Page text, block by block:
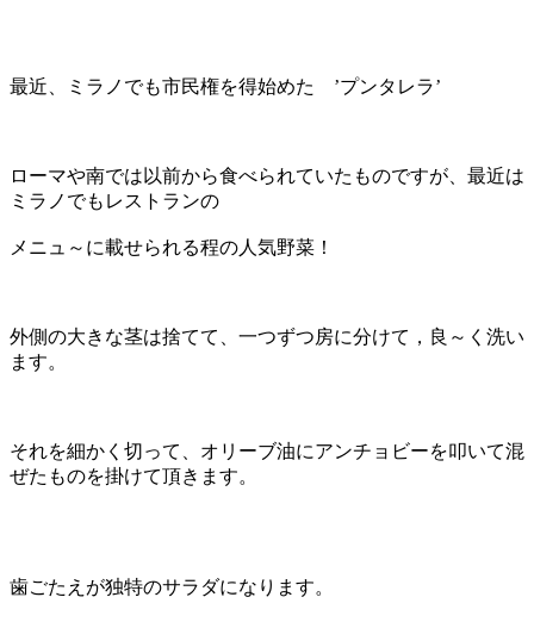
最近、ミラノでも市民権を得始めた ’プンタレラ’
ローマや南では以前から食べられていたものですが、最近は
ミラノでもレストランの
メニュ～に載せられる程の人気野菜！
外側の大きな茎は捨てて、一つずつ房に分けて，良～く洗い
ます。
それを細かく切って、オリーブ油にアンチョビーを叩いて混
ぜたものを掛けて頂きます。
歯ごたえが独特のサラダになります。